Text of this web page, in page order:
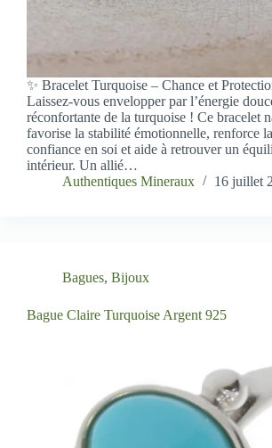
✨ Bracelet Turquoise – Chance et
Laissez-vous envelopper par l’énergie
réconfortante de la turquoise ! Ce bracelet
favorise la stabilité émotionnelle, renforce la
confiance en soi et aide à retrouver un
intérieur. Un allié…
Authentiques Mineraux
16 juillet
Bagues, Bijoux
Bague Claire Turquoise Argent 925